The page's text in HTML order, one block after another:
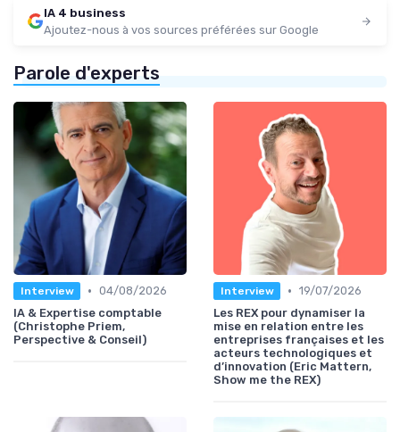
IA 4 business
Ajoutez-nous à vos sources préférées sur Google
Parole d'experts
Interview • 04/08/2026
IA & Expertise comptable
(Christophe Priem,
Perspective & Conseil)
Interview • 19/07/2026
Les REX pour dynamiser la
mise en relation entre les
entreprises françaises et les
acteurs technologiques et
d’innovation (Eric Mattern,
Show me the REX)